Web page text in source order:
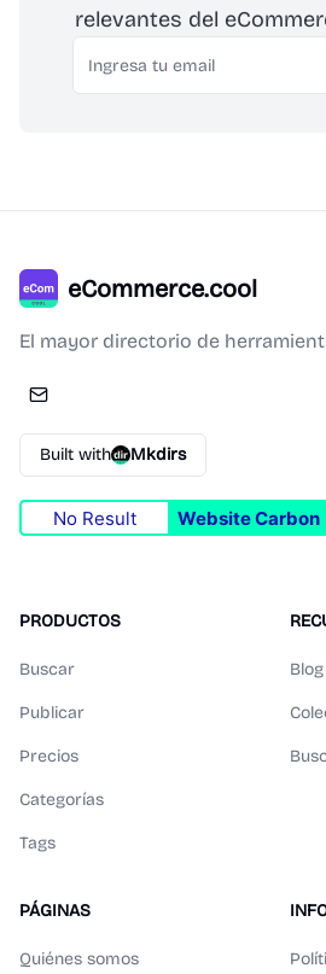
relevantes del
Email
eCommerce.cool
El mayor directorio de
Built with Mkdirs
No Result Website Carbon
PRODUCTOS
Buscar
Publicar
Precios
Categorías
Tags
Blog
PÁGINAS
Quiénes somos